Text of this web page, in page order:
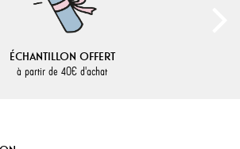
ÉCHANTILLON OFFERT
à partir de 40€ d'achat